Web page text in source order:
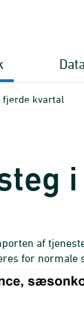
fjerde kvartal
af
for normale